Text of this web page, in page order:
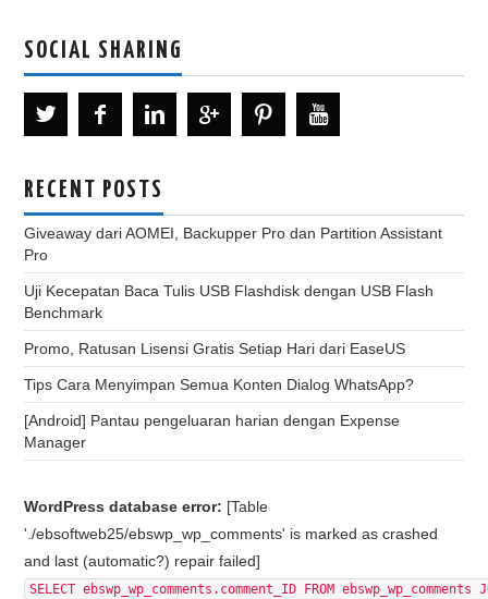
SOCIAL SHARING
RECENT POSTS
Giveaway dari AOMEI, Backupper Pro dan Partition Assistant
Pro
Uji Kecepatan Baca Tulis USB Flashdisk dengan USB Flash
Benchmark
Promo, Ratusan Lisensi Gratis Setiap Hari dari EaseUS
Tips Cara Menyimpan Semua Konten Dialog WhatsApp?
[Android] Pantau pengeluaran harian dengan Expense
Manager
WordPress database error: [Table
'./ebsoftweb25/ebswp_wp_comments' is marked as crashed
and last (automatic?) repair failed]
SELECT ebswp_wp_comments.comment_ID FROM